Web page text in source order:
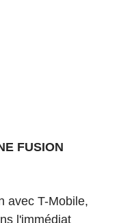
FUSION
avec T-Mobile,
l'immédiat